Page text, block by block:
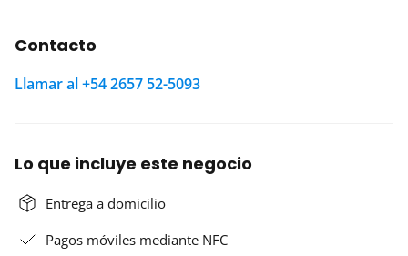
Contacto
Llamar al +54 2657 52-5093
Lo que incluye este negocio
Entrega a domicilio
Pagos móviles mediante NFC